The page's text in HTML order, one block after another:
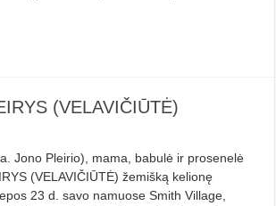
(VELAVIČIŪTĖ)
Jono Pleirio), mama, babulė ir prosenelė
(VELAVIČIŪTĖ) žemišką kelionę
23 d. savo namuose Smith Village,